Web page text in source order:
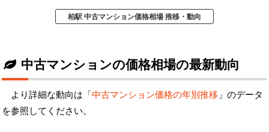
柏駅 中古マンション価格相場 推移・動向
中古マンションの価格相場の最新動向
より詳細な動向は「中古マンション価格の年別推移 」のデータ
を参照してください。